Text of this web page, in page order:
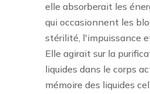
elle absorberait les
qui occasionnent les
stérilité, l'impuissance
Elle agirait sur la
liquides dans le corps
mémoire des liquides